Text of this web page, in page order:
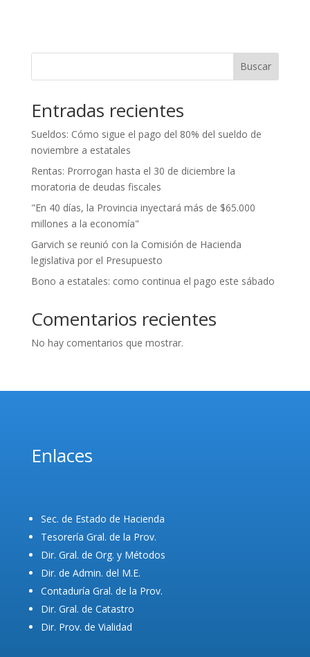
Buscar
Entradas recientes
Sueldos: Cómo sigue el pago del 80% del sueldo de
noviembre a estatales
Rentas: Prorrogan hasta el 30 de diciembre la
moratoria de deudas fiscales
"En 40 días, la Provincia inyectará más de $65.000
millones a la economía"
Garvich se reunió con la Comisión de Hacienda
legislativa por el Presupuesto
Bono a estatales: como continua el pago este sábado
Comentarios recientes
No hay comentarios que mostrar.
Enlaces
Sec. de Estado de Hacienda
Tesorería Gral. de la Prov.
Dir. Gral. de Org. y Métodos
Dir. de Admin. del M.E.
Contaduría Gral. de la Prov.
Dir. Gral. de Catastro
Dir. Prov. de Vialidad